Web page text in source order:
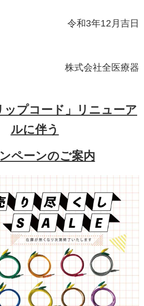
令和3年12月吉日
株式会社全医療器
ップコード」リニューア
ルに伴う
ペーンのご案内